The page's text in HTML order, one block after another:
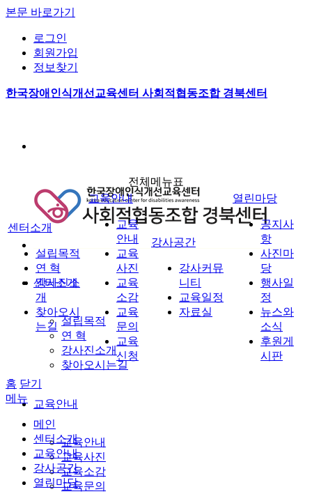
본문 바로가기
로그인
회원가입
정보찾기
한국장애인식개선교육센터 사회적협동조합 경북센터
센터소개
설립목적
연 혁
강사진소개
찾아오시는길
교육안내
교육안내
교육사진
교육소감
교육문의
전체메뉴표
센터소개
설립목적
연 혁
강사진소
개
찾아오시
는길
교육안내
교육
안내
교육
사진
교육
소감
교육
문의
교육
신청
강사공간
강사커뮤
니티
교육일정
자료실
열린마당
공지사
항
사진마
당
행사일
정
뉴스와
소식
후원게
시판
홈 닫기
메뉴
메인
센터소개
교육안내
강사공간
열린마당